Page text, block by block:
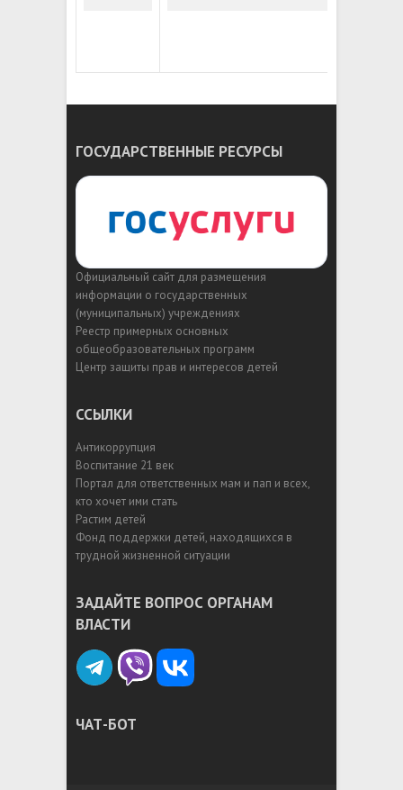
ГОСУДАРСТВЕННЫЕ РЕСУРСЫ
Официальный сайт для размещения
информации о государственных
(муниципальных) учреждениях
Реестр примерных основных
общеобразовательных программ
Центр защиты прав и интересов детей
ССЫЛКИ
Антикоррупция
Воспитание 21 век
Портал для ответственных мам и пап и всех,
кто хочет ими стать
Растим детей
Фонд поддержки детей, находящихся в
трудной жизненной ситуации
ЗАДАЙТЕ ВОПРОС ОРГАНАМ
ВЛАСТИ
ЧАТ-БОТ